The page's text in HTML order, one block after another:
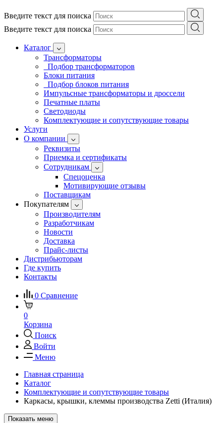
Введите текст для поиска
Введите текст для поиска
Каталог
Трансформаторы
Подбор трансформаторов
Блоки питания
Подбор блоков питания
Импульсные трансформаторы и дроссели
Печатные платы
Светодиоды
Комплектующие и сопутствующие товары
Услуги
О компании
Реквизиты
Приемка и сертификаты
Сотрудникам
Спецоценка
Мотивирующие отзывы
Поставщикам
Покупателям
Производителям
Разработчикам
Новости
Доставка
Прайс-листы
Дистрибьюторам
Где купить
Контакты
0 Сравнение
0
Корзина
Поиск
Войти
Меню
Главная страница
Каталог
Комплектующие и сопутствующие товары
Каркасы, крышки, клеммы производства Zetti (Италия)
Показать меню